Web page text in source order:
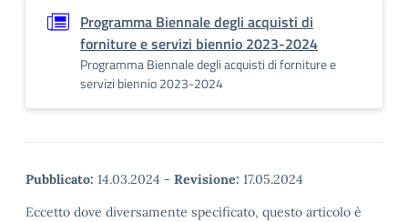
Programma Biennale degli acquisti di
forniture e servizi biennio 2023-2024
Programma Biennale degli acquisti di forniture e
servizi biennio 2023-2024
Pubblicato: 14.03.2024 - Revisione: 17.05.2024
Eccetto dove diversamente specificato, questo articolo è